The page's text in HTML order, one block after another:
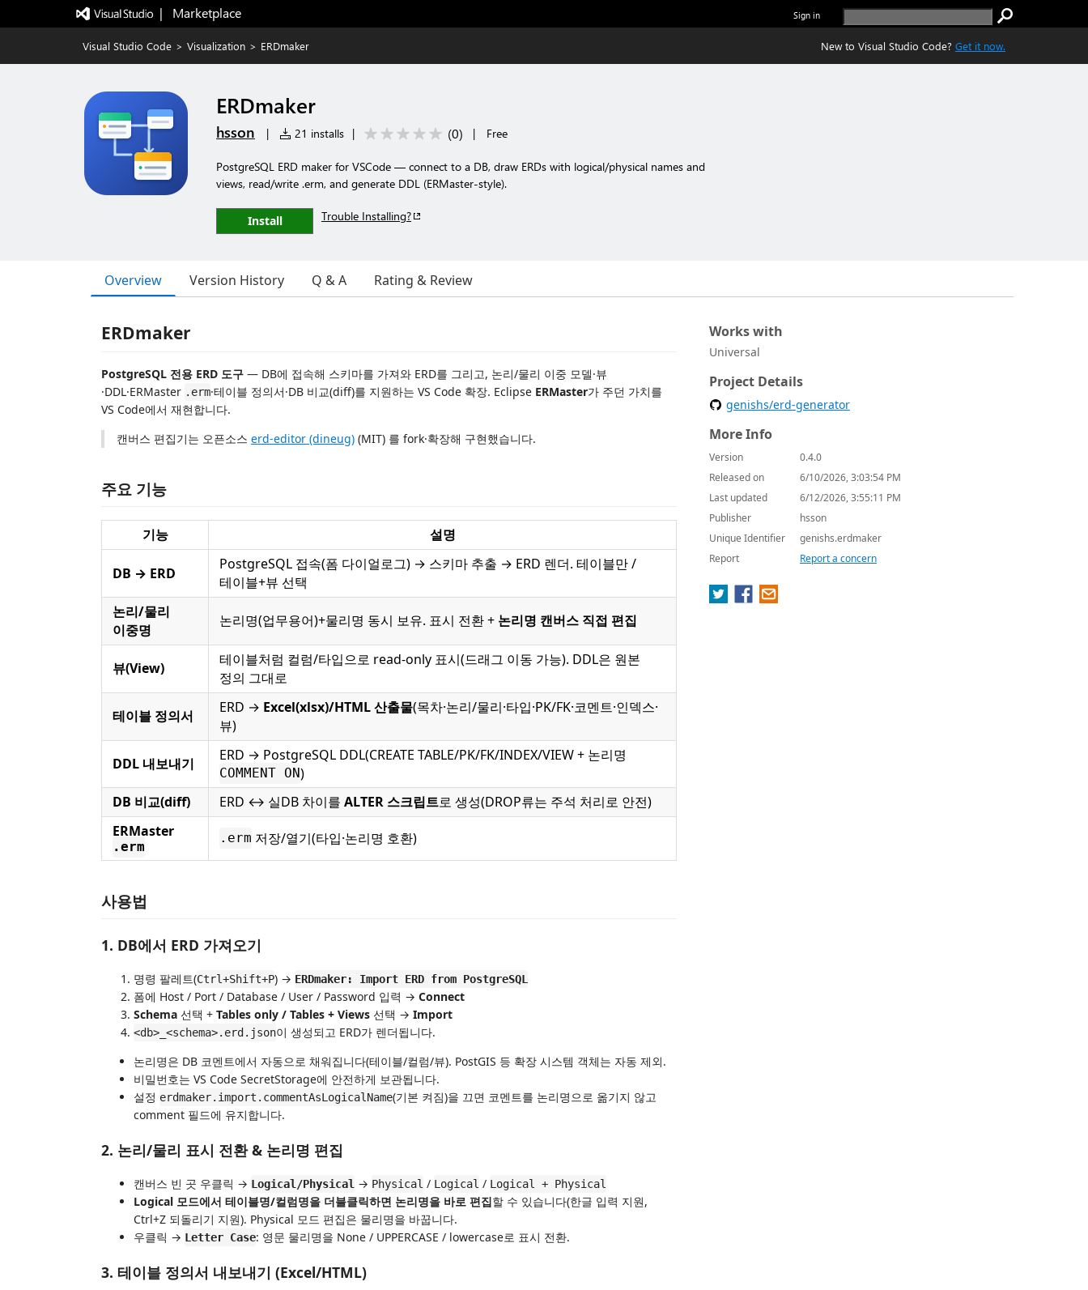
|   Marketplace Sign in
Visual Studio Code > Visualization > ERDmaker New to Visual Studio Code? Get it now.
ERDmaker
hsson | 21 installs | (0) | Free
PostgreSQL ERD maker for VSCode — connect to a DB, draw ERDs with logical/physical names and
views, read/write .erm, and generate DDL (ERMaster-style).
Install Trouble Installing?
Overview Version History Q & A Rating & Review
ERDmaker
PostgreSQL 전용 ERD 도구 — DB에 접속해 스키마를 가져와 ERD를 그리고, 논리/물리 이중 모델·뷰
·DDL·ERMaster .erm·테이블 정의서·DB 비교(diff)를 지원하는 VS Code 확장. Eclipse ERMaster가 주던 가치를
VS Code에서 재현합니다.
캔버스 편집기는 오픈소스 erd-editor (dineug) (MIT) 를 fork·확장해 구현했습니다.
주요 기능
기능 설명
DB → ERD
PostgreSQL 접속(폼 다이얼로그) → 스키마 추출 → ERD 렌더. 테이블만 /
테이블+뷰 선택
논리/물리
이중명
논리명(업무용어)+물리명 동시 보유. 표시 전환 + 논리명 캔버스 직접 편집
뷰(View)
테이블처럼 컬럼/타입으로 read-only 표시(드래그 이동 가능). DDL은 원본
정의 그대로
테이블 정의서 ERD → Excel(xlsx)/HTML 산출물(목차·논리/물리·타입·PK/FK·코멘트·인덱스·
뷰)
DDL 내보내기 ERD → PostgreSQL DDL(CREATE TABLE/PK/FK/INDEX/VIEW + 논리명
COMMENT ON)
DB 비교(diff)
ERD ↔ 실DB 차이를 ALTER 스크립트로 생성(DROP류는 주석 처리로 안전)
ERMaster
.erm
.erm 저장/열기(타입·논리명 호환)
사용법
1. DB에서 ERD 가져오기
명령 팔레트(Ctrl+Shift+P) → ERDmaker: Import ERD from PostgreSQL
폼에 Host / Port / Database / User / Password 입력 → Connect
Schema 선택 + Tables only / Tables + Views 선택 → Import
<db>_<schema>.erd.json이 생성되고 ERD가 렌더됩니다.
논리명은 DB 코멘트에서 자동으로 채워집니다(테이블/컬럼/뷰). PostGIS 등 확장 시스템 객체는 자동 제외.
비밀번호는 VS Code SecretStorage에 안전하게 보관됩니다.
설정 erdmaker.import.commentAsLogicalName(기본 켜짐)을 끄면 코멘트를 논리명으로 옮기지 않고
comment 필드에 유지합니다.
2. 논리/물리 표시 전환 & 논리명 편집
캔버스 빈 곳 우클릭 → Logical/Physical → Physical / Logical / Logical + Physical
Logical 모드에서 테이블명/컬럼명을 더블클릭하면 논리명을 바로 편집할 수 있습니다(한글 입력 지원,
Ctrl+Z 되돌리기 지원). Physical 모드 편집은 물리명을 바꿉니다.
우클릭 → Letter Case: 영문 물리명을 None / UPPERCASE / lowercase로 표시 전환.
3. 테이블 정의서 내보내기 (Excel/HTML)
Works with
Universal
Project Details
genishs/erd-generator
More Info
Version
0.4.0
Released on
6/10/2026, 3:03:54 PM
Last updated
6/12/2026, 3:55:11 PM
Publisher
hsson
Unique Identifier
genishs.erdmaker
Report
Report a concern